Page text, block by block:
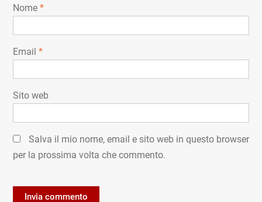
Nome *
Email *
Sito web
Salva il mio nome, email e sito web in questo browser
per la prossima volta che commento.